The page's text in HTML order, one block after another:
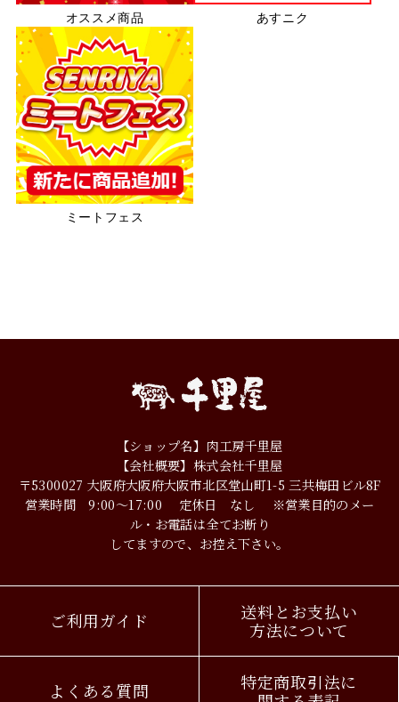
オススメ商品 あすニク
ミートフェス
【ショップ名】肉工房千里屋
【会社概要】株式会社千里屋
〒5300027 大阪府大阪府大阪市北区堂山町1-5 三共梅田ビル8F
営業時間 9:00～17:00
定休日 なし
※営業目的のメー
ル・お電話は全てお断り
してますので、お控え下さい。
ご利用ガイド
送料とお支払い
方法について
よくある質問
特定商取引法に